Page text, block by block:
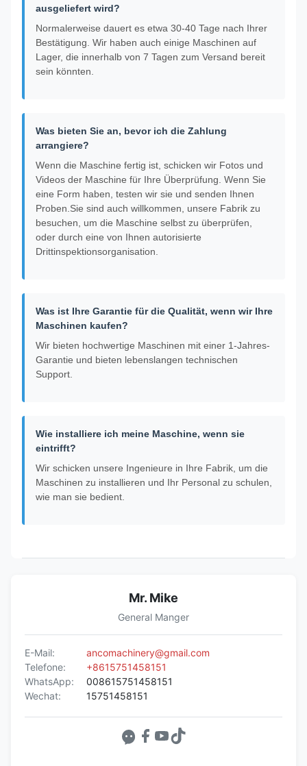
ausgeliefert wird?
Normalerweise dauert es etwa 30-40 Tage nach Ihrer
Bestätigung. Wir haben auch einige Maschinen auf
Lager, die innerhalb von 7 Tagen zum Versand bereit
sein könnten.
Was bieten Sie an, bevor ich die Zahlung
arrangiere?
Wenn die Maschine fertig ist, schicken wir Fotos und
Videos der Maschine für Ihre Überprüfung. Wenn Sie
eine Form haben, testen wir sie und senden Ihnen
Proben.Sie sind auch willkommen, unsere Fabrik zu
besuchen, um die Maschine selbst zu überprüfen,
oder durch eine von Ihnen autorisierte
Drittinspektionsorganisation.
Was ist Ihre Garantie für die Qualität, wenn wir Ihre
Maschinen kaufen?
Wir bieten hochwertige Maschinen mit einer 1-Jahres-
Garantie und bieten lebenslangen technischen
Support.
Wie installiere ich meine Maschine, wenn sie
eintrifft?
Wir schicken unsere Ingenieure in Ihre Fabrik, um die
Maschinen zu installieren und Ihr Personal zu schulen,
wie man sie bedient.
Mr. Mike
General Manger
E-Mail:
ancomachinery@gmail.com
Telefone:
+8615751458151
WhatsApp:
008615751458151
Wechat:
15751458151